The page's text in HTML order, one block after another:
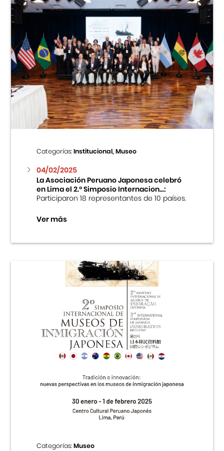
Categorías:Institucional, Museo
04/02/2025
La Asociación Peruano Japonesa celebró
en Lima el 2.º Simposio Internacion...:
Participaron 18 representantes de 10 países.
Ver más
Categorías:Museo